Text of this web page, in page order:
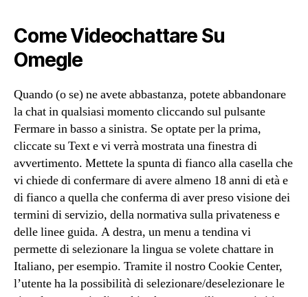
Come Videochattare Su
Omegle
Quando (o se) ne avete abbastanza, potete abbandonare
la chat in qualsiasi momento cliccando sul pulsante
Fermare in basso a sinistra. Se optate per la prima,
cliccate su Text e vi verrà mostrata una finestra di
avvertimento. Mettete la spunta di fianco alla casella che
vi chiede di confermare di avere almeno 18 anni di età e
di fianco a quella che conferma di aver preso visione dei
termini di servizio, della normativa sulla privateness e
delle linee guida. A destra, un menu a tendina vi
permette di selezionare la lingua se volete chattare in
Italiano, per esempio. Tramite il nostro Cookie Center,
l’utente ha la possibilità di selezionare/deselezionare le